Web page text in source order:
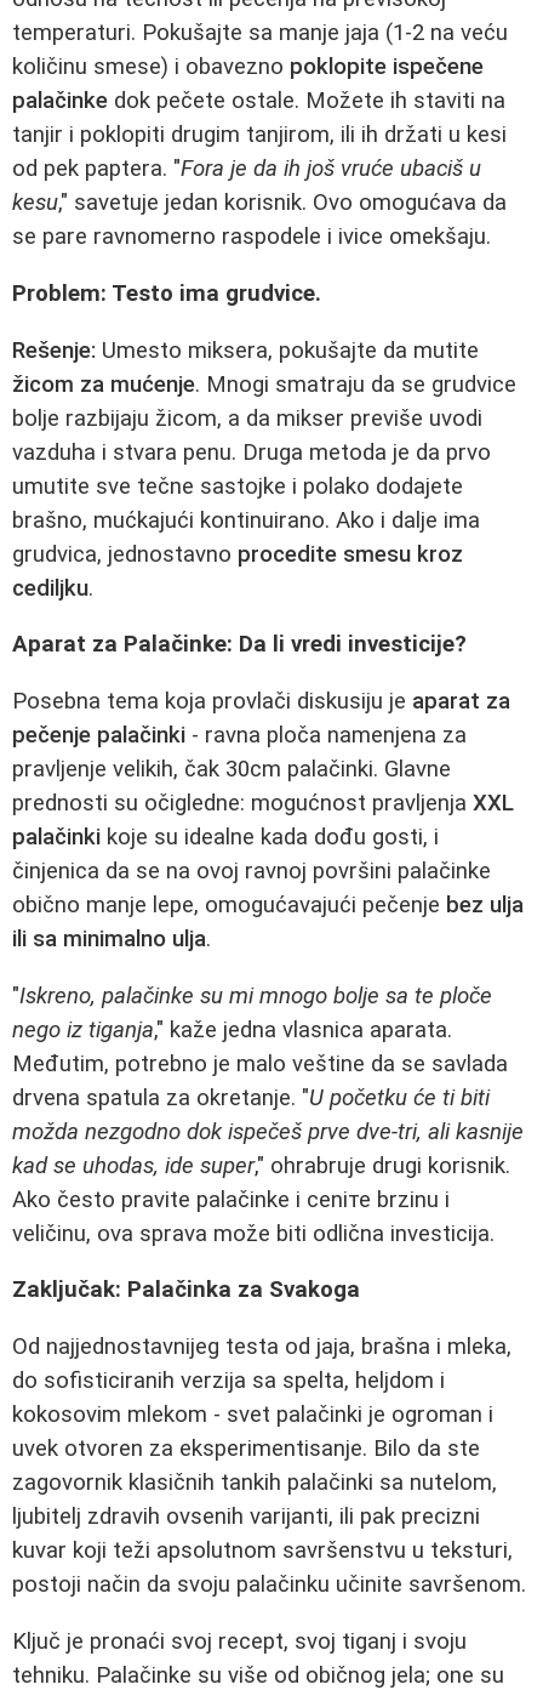
temperaturi. Pokušajte sa manje jaja (1-2 na veću
količinu smese) i obavezno poklopite ispečene
palačinke dok pečete ostale. Možete ih staviti na
tanjir i poklopiti drugim tanjirom, ili ih držati u kesi
od pek paptera. "Fora je da ih još vruće ubaciš u
kesu," savetuje jedan korisnik. Ovo omogućava da
se pare ravnomerno raspodele i ivice omekšaju.
Problem: Testo ima grudvice.
Rešenje: Umesto miksera, pokušajte da mutite
žicom za mućenje. Mnogi smatraju da se grudvice
bolje razbijaju žicom, a da mikser previše uvodi
vazduha i stvara penu. Druga metoda je da prvo
umutite sve tečne sastojke i polako dodajete
brašno, mućkajući kontinuirano. Ako i dalje ima
grudvica, jednostavno procedite smesu kroz
cediljku.
Aparat za Palačinke: Da li vredi investicije?
Posebna tema koja provlači diskusiju je aparat za
pečenje palačinki - ravna ploča namenjena za
pravljenje velikih, čak 30cm palačinki. Glavne
prednosti su očigledne: mogućnost pravljenja XXL
palačinki koje su idealne kada dođu gosti, i
činjenica da se na ovoj ravnoj površini palačinke
obično manje lepe, omogućavajući pečenje bez ulja
ili sa minimalno ulja.
"Iskreno, palačinke su mi mnogo bolje sa te ploče
nego iz tiganja," kaže jedna vlasnica aparata.
Međutim, potrebno je malo veštine da se savlada
drvena spatula za okretanje. "U početku će ti biti
možda nezgodno dok ispečeš prve dve-tri, ali kasnije
kad se uhodas, ide super," ohrabruje drugi korisnik.
Ako često pravite palačinke i ceniте brzinu i
veličinu, ova sprava može biti odlična investicija.
Zaključak: Palačinka za Svakoga
Od najjednostavnijeg testa od jaja, brašna i mleka,
do sofisticiranih verzija sa spelta, heljdom i
kokosovim mlekom - svet palačinki je ogroman i
uvek otvoren za eksperimentisanje. Bilo da ste
zagovornik klasičnih tankih palačinki sa nutelom,
ljubitelj zdravih ovsenih varijanti, ili pak precizni
kuvar koji teži apsolutnom savršenstvu u teksturi,
postoji način da svoju palačinku učinite savršenom.
Ključ je pronaći svoj recept, svoj tiganj i svoju
tehniku. Palačinke su više od običnog jela; one su